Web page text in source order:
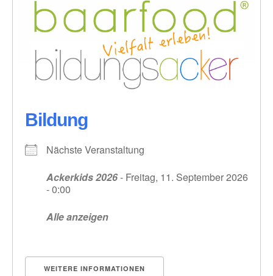
Bildung
Nächste Veranstaltung
Ackerkids 2026- Freitag, 11. September 2026
- 0:00
Alle anzeigen
WEITERE INFORMATIONEN